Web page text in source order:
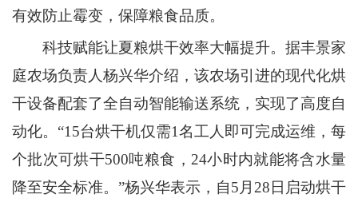
有效防止霉变，保障粮食品质。
科技赋能让夏粮烘干效率大幅提升。据丰景家
庭农场负责人杨兴华介绍，该农场引进的现代化烘
干设备配套了全自动智能输送系统，实现了高度自
动化。“15台烘干机仅需1名工人即可完成运维，每
个批次可烘干500吨粮食，24小时内就能将含水量
降至安全标准。”杨兴华表示，自5月28日启动烘干